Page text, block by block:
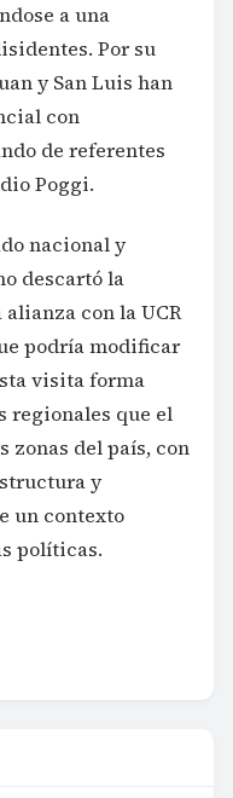
a una
Por su
y San Luis han
con
de referentes
Poggi.
nacional y
descartó la
con la UCR
podría modificar
visita forma
regionales que el
zonas del país, con
y
un contexto
políticas.